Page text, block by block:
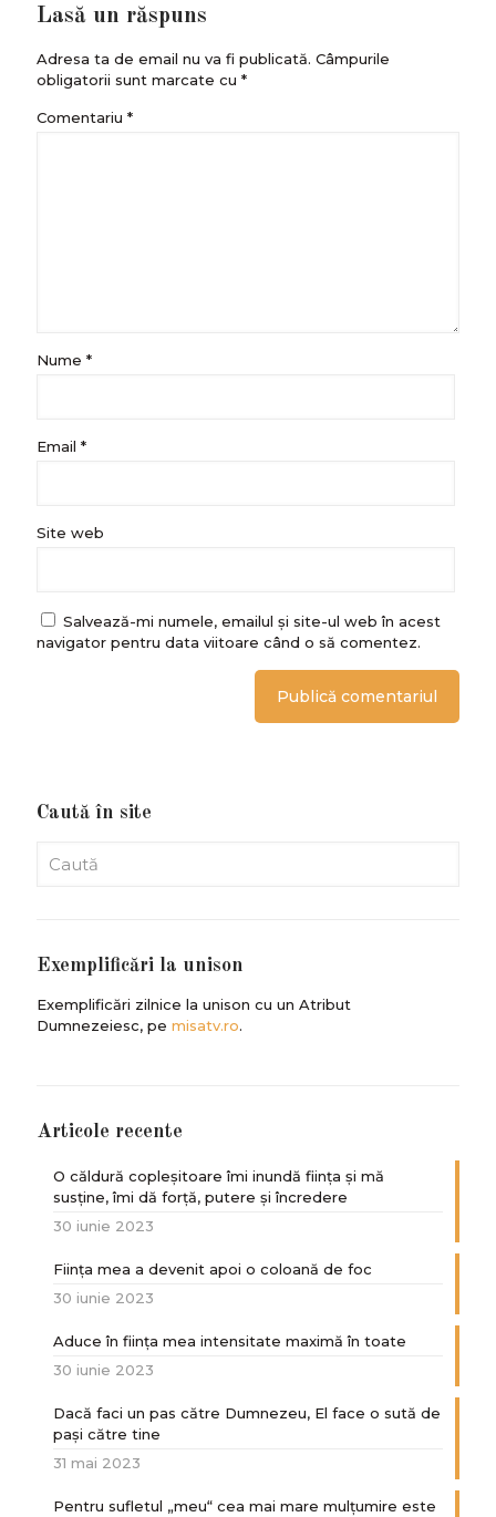
Lasă un răspuns
Adresa ta de email nu va fi publicată. Câmpurile
obligatorii sunt marcate cu *
Comentariu *
Nume *
Email *
Site web
Salvează-mi numele, emailul și site-ul web în acest
navigator pentru data viitoare când o să comentez.
Caută în site
Exemplificări la unison
Exemplificări zilnice la unison cu un Atribut
Dumnezeiesc, pe misatv.ro.
Articole recente
O căldură copleșitoare îmi inundă ființa și mă
susține, îmi dă forță, putere și încredere
30 iunie 2023
Ființa mea a devenit apoi o coloană de foc
30 iunie 2023
Aduce în ființa mea intensitate maximă în toate
30 iunie 2023
Dacă faci un pas către Dumnezeu, El face o sută de
paşi către tine
31 mai 2023
Pentru sufletul „meu“ cea mai mare mulțumire este